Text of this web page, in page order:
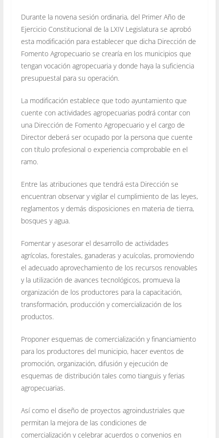
Durante la novena sesión ordinaria, del Primer Año de
Ejercicio Constitucional de la LXIV Legislatura se aprobó
esta modificación para establecer que dicha Dirección de
Fomento Agropecuario se crearía en los municipios que
tengan vocación agropecuaria y donde haya la suficiencia
presupuestal para su operación.
La modificación establece que todo ayuntamiento que
cuente con actividades agropecuarias podrá contar con
una Dirección de Fomento Agropecuario y el cargo de
Director deberá ser ocupado por la persona que cuente
con título profesional o experiencia comprobable en el
ramo.
Entre las atribuciones que tendrá esta Dirección se
encuentran observar y vigilar el cumplimiento de las leyes,
reglamentos y demás disposiciones en materia de tierra,
bosques y agua.
Fomentar y asesorar el desarrollo de actividades
agrícolas, forestales, ganaderas y acuícolas, promoviendo
el adecuado aprovechamiento de los recursos renovables
y la utilización de avances tecnológicos, promueva la
organización de los productores para la capacitación,
transformación, producción y comercialización de los
productos.
Proponer esquemas de comercialización y financiamiento
para los productores del municipio, hacer eventos de
promoción, organización, difusión y ejecución de
esquemas de distribución tales como tianguis y ferias
agropecuarias.
Así como el diseño de proyectos agroindustriales que
permitan la mejora de las condiciones de
comercialización y celebrar acuerdos o convenios en